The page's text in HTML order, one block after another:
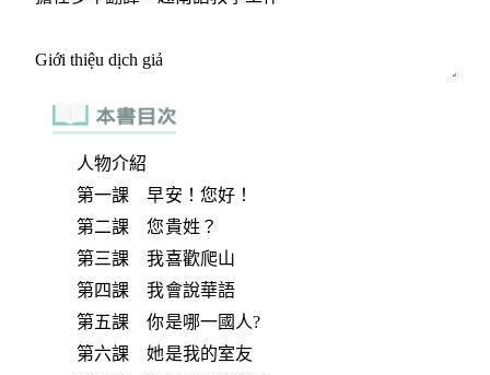
人物介紹
第一課 早安！您好！
第二課 您貴姓？
第三課 我喜歡爬山
第四課 我會說華語
第五課 你是哪一國人?
第六課 她是我的室友